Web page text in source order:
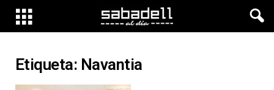
Etiqueta: Navantia